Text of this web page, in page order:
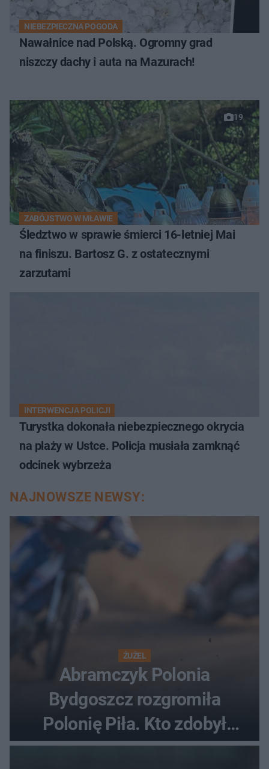
NIEBEZPIECZNA POGODA
Nawałnice nad Polską. Ogromny grad
niszczy dachy i auta na Mazurach!
19
ZABÓJSTWO W MŁAWIE
Śledztwo w sprawie śmierci 16-letniej Mai
na finiszu. Bartosz G. z ostatecznymi
zarzutami
INTERWENCJA POLICJI
Turystka dokonała niebezpiecznego okrycia
na plaży w Ustce. Policja musiała zamknąć
odcinek wybrzeża
NAJNOWSZE NEWSY:
ŻUŻEL
Abramczyk Polonia
Bydgoszcz rozgromiła
Polonię Piła. Kto zdobył
najwięcej punktów?